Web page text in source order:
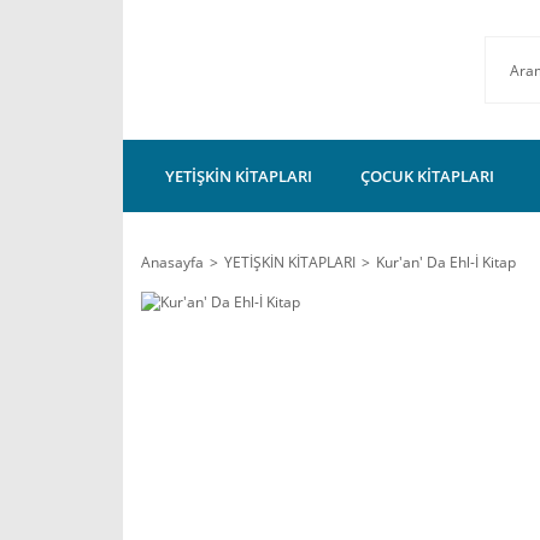
YETİŞKİN KİTAPLARI ÇOCUK KİTAPLARI
Anasayfa YETİŞKİN KİTAPLARI Kur'an' Da Ehl-İ Kitap